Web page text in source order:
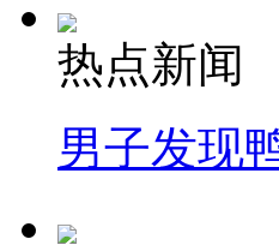
热点新闻
男子发现